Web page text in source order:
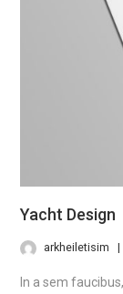
Yacht Design
arkheiletisim
In a sem